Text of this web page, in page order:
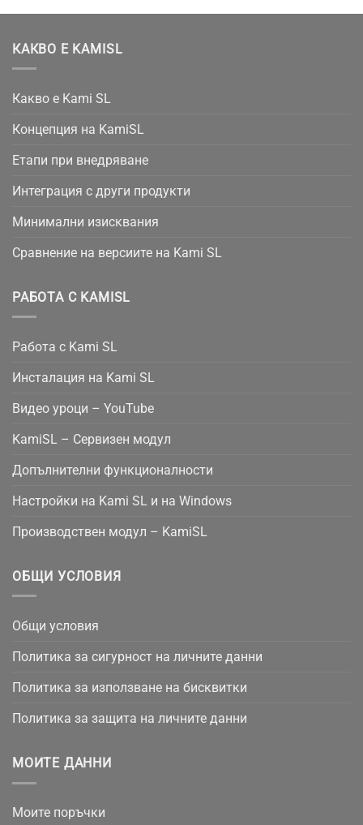
КАКВО Е KAMISL
Какво е Kami SL
Концепция на KamiSL
Етапи при внедряване
Интеграция с други продукти
Минимални изисквания
Сравнение на версиите на Kami SL
РАБОТА С KAMISL
Работа с Kami SL
Инсталация на Kami SL
Видео уроци – YouTube
KamiSL – Сервизен модул
Допълнителни функционалности
Настройки на Kami SL и на Windows
Производствен модул – KamiSL
ОБЩИ УСЛОВИЯ
Общи условия
Политика за сигурност на личните данни
Политика за използване на бисквитки
Политика за защита на личните данни
МОИТЕ ДАННИ
Моите поръчки